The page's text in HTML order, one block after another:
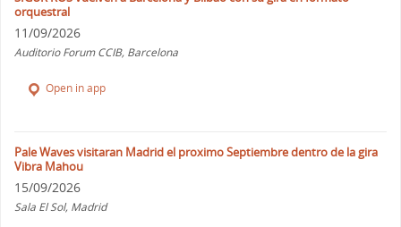
orquestral
11/09/2026
Auditorio Forum CCIB, Barcelona
Open in app
Pale Waves visitaran Madrid el proximo Septiembre dentro de la gira
Vibra Mahou
15/09/2026
Sala El Sol, Madrid